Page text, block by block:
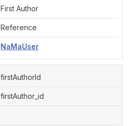
First Author
Reference
NaMaUser
firstAuthorId
firstAuthor_id